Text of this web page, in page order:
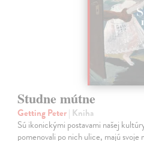
Studne mútne
Getting Peter| Kniha
Sú ikonickými postavami našej
pomenovali po nich ulice, majú